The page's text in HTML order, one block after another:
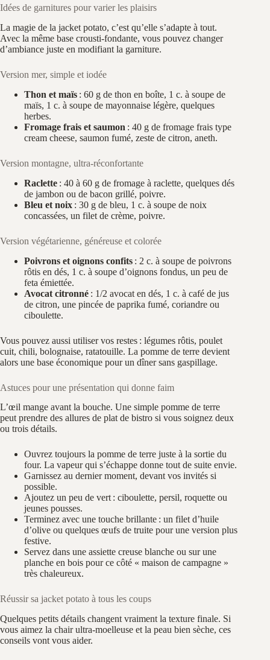
Idées de garnitures pour varier les plaisirs
La magie de la jacket potato, c’est qu’elle s’adapte à tout.
Avec la même base crousti-fondante, vous pouvez changer
d’ambiance juste en modifiant la garniture.
Version mer, simple et iodée
Thon et maïs : 60 g de thon en boîte, 1 c. à soupe de
maïs, 1 c. à soupe de mayonnaise légère, quelques
herbes.
Fromage frais et saumon : 40 g de fromage frais type
cream cheese, saumon fumé, zeste de citron, aneth.
Version montagne, ultra-réconfortante
Raclette : 40 à 60 g de fromage à raclette, quelques dés
de jambon ou de bacon grillé, poivre.
Bleu et noix : 30 g de bleu, 1 c. à soupe de noix
concassées, un filet de crème, poivre.
Version végétarienne, généreuse et colorée
Poivrons et oignons confits : 2 c. à soupe de poivrons
rôtis en dés, 1 c. à soupe d’oignons fondus, un peu de
feta émiettée.
Avocat citronné : 1/2 avocat en dés, 1 c. à café de jus
de citron, une pincée de paprika fumé, coriandre ou
ciboulette.
Vous pouvez aussi utiliser vos restes : légumes rôtis, poulet
cuit, chili, bolognaise, ratatouille. La pomme de terre devient
alors une base économique pour un dîner sans gaspillage.
Astuces pour une présentation qui donne faim
L’œil mange avant la bouche. Une simple pomme de terre
peut prendre des allures de plat de bistro si vous soignez deux
ou trois détails.
Ouvrez toujours la pomme de terre juste à la sortie du
four. La vapeur qui s’échappe donne tout de suite envie.
Garnissez au dernier moment, devant vos invités si
possible.
Ajoutez un peu de vert : ciboulette, persil, roquette ou
jeunes pousses.
Terminez avec une touche brillante : un filet d’huile
d’olive ou quelques œufs de truite pour une version plus
festive.
Servez dans une assiette creuse blanche ou sur une
planche en bois pour ce côté « maison de campagne »
très chaleureux.
Réussir sa jacket potato à tous les coups
Quelques petits détails changent vraiment la texture finale. Si
vous aimez la chair ultra-moelleuse et la peau bien sèche, ces
conseils vont vous aider.